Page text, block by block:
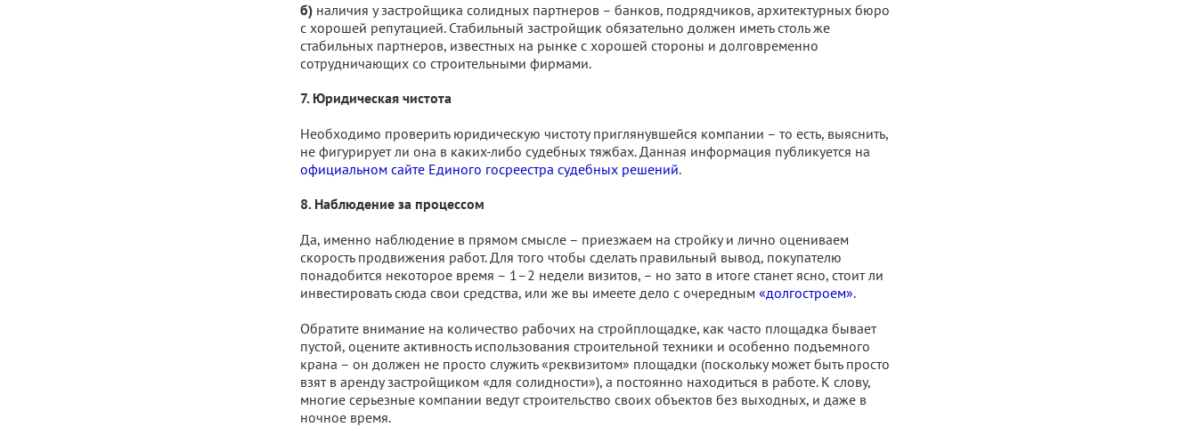
б)наличия у застройщика солидных партнеров – банков, подрядчиков, архитектурных бюро
с хорошей репутацией. Стабильный застройщик обязательно должен иметь столь же
стабильных партнеров, известных на рынке с хорошей стороны и долговременно
сотрудничающих со строительными фирмами.
7. Юридическая чистота
Необходимо проверить юридическую чистоту приглянувшейся компании – то есть, выяснить,
не фигурирует ли она в каких-либо судебных тяжбах. Данная информация публикуется на
официальном сайте Единого госреестра судебных решений.
8. Наблюдение за процессом
Да, именно наблюдение в прямом смысле – приезжаем на стройку и лично оцениваем
скорость продвижения работ. Для того чтобы сделать правильный вывод, покупателю
понадобится некоторое время – 1–2 недели визитов, – но зато в итоге станет ясно, стоит ли
инвестировать сюда свои средства, или же вы имеете дело с очередным «долгостроем».
Обратите внимание на количество рабочих на стройплощадке, как часто площадка бывает
пустой, оцените активность использования строительной техники и особенно подъемного
крана – он должен не просто служить «реквизитом» площадки (поскольку может быть просто
взят в аренду застройщиком «для солидности»), а постоянно находиться в работе. К слову,
многие серьезные компании ведут строительство своих объектов без выходных, и даже в
ночное время.